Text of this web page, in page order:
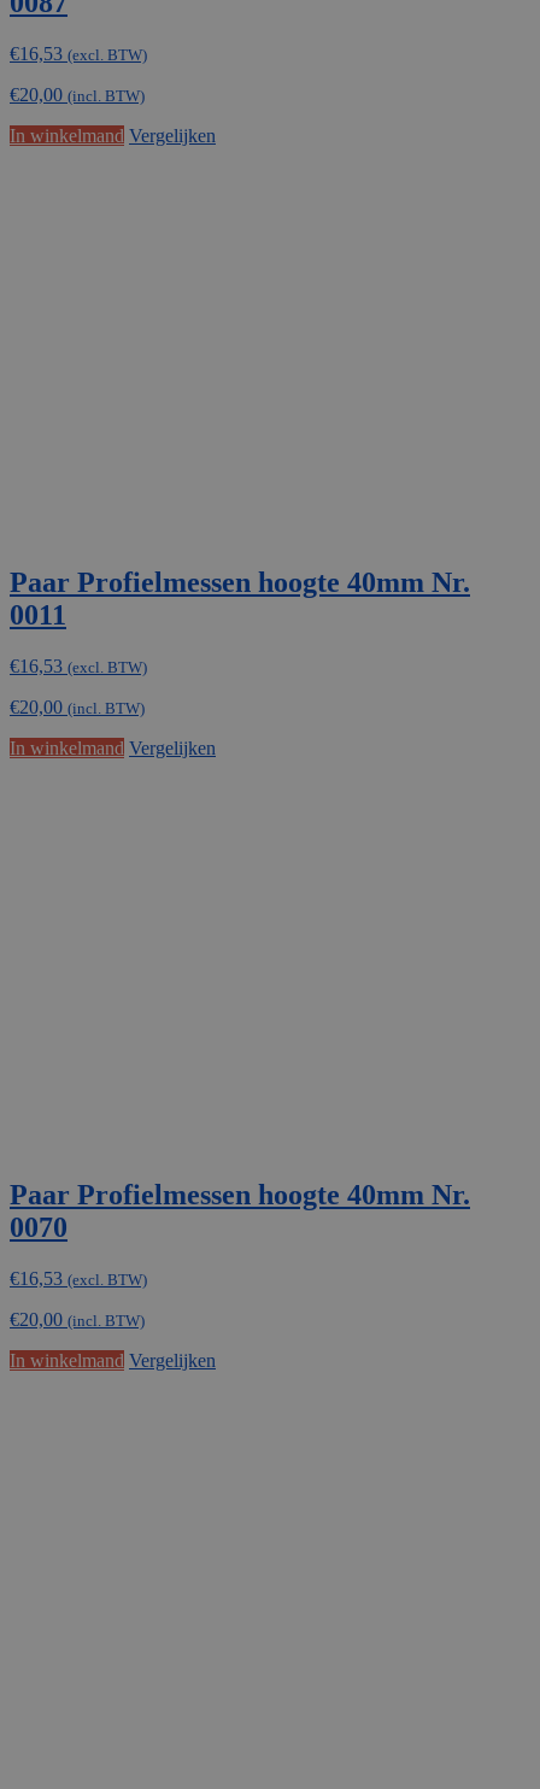
€16,53 (excl. BTW)
€20,00 (incl. BTW)
In winkelmand Vergelijken
Paar Profielmessen hoogte 40mm Nr.
0011
€16,53 (excl. BTW)
€20,00 (incl. BTW)
In winkelmand Vergelijken
Paar Profielmessen hoogte 40mm Nr.
0070
€16,53 (excl. BTW)
€20,00 (incl. BTW)
In winkelmand Vergelijken